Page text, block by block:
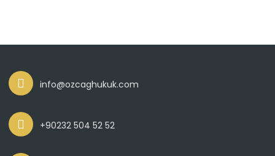
info@ozcaghukuk.com
+90232 504 52 52